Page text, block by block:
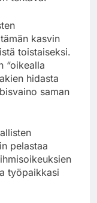
kasvin
toistaiseksi.
“oikealla
hidasta
saman
pelastaa
työpaikkasi